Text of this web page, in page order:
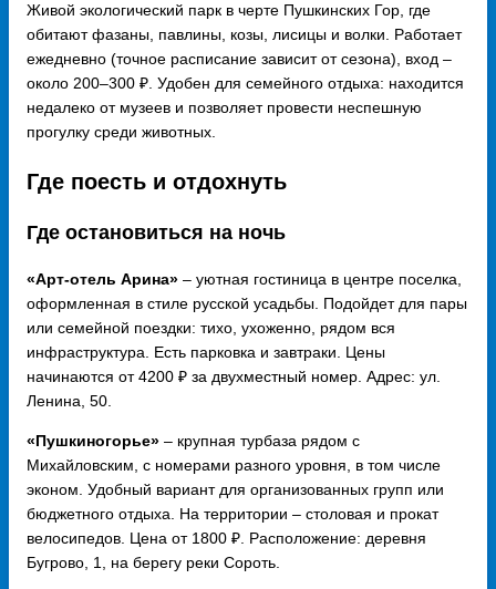
Живой экологический парк в черте Пушкинских Гор, где
обитают фазаны, павлины, козы, лисицы и волки. Работает
ежедневно (точное расписание зависит от сезона), вход –
около 200–300 ₽. Удобен для семейного отдыха: находится
недалеко от музеев и позволяет провести неспешную
прогулку среди животных.
Где поесть и отдохнуть
Где остановиться на ночь
«Арт-отель Арина» – уютная гостиница в центре поселка,
оформленная в стиле русской усадьбы. Подойдет для пары
или семейной поездки: тихо, ухоженно, рядом вся
инфраструктура. Есть парковка и завтраки. Цены
начинаются от 4200 ₽ за двухместный номер. Адрес: ул.
Ленина, 50.
«Пушкиногорье» – крупная турбаза рядом с
Михайловским, с номерами разного уровня, в том числе
эконом. Удобный вариант для организованных групп или
бюджетного отдыха. На территории – столовая и прокат
велосипедов. Цена от 1800 ₽. Расположение: деревня
Бугрово, 1, на берегу реки Сороть.